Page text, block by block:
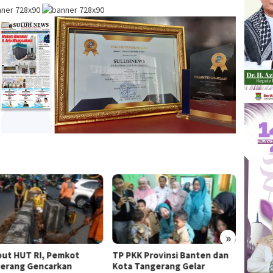
»
HUT RI, Pemkot
Gencarkan
TP PKK Provinsi Banten dan
Kota Tangerang Gelar
Wali